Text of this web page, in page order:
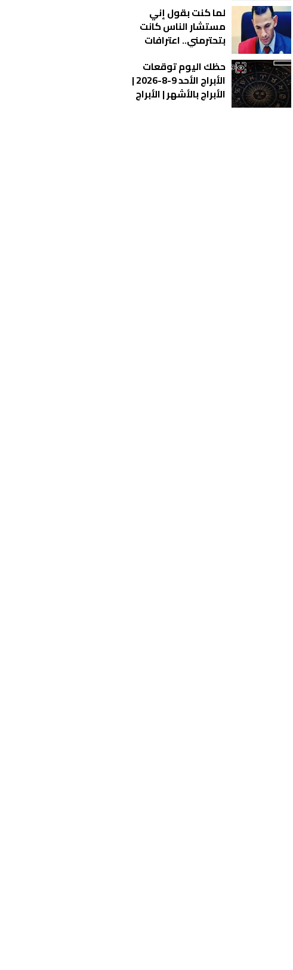
فيديو
لما كنت بقول إني
مستشار الناس كانت
بتحترمني.. اعترافات
أمام النيابة
حظك اليوم توقعات
الأبراج الأحد 9-8-2026 |
الأبراج بالأشهر | الأبراج